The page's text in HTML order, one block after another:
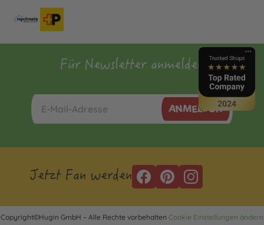
Für Newsletter anmelden
ANMELDEN
Jetzt Fan werden
Copyright©Hugin GmbH – Alle Rechte vorbehalten Cookie Einstellungen ändern